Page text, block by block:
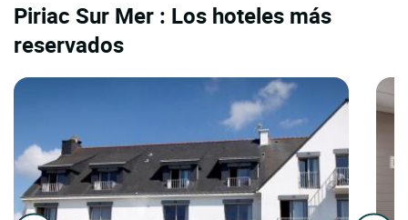
Piriac Sur Mer : Los hoteles más
reservados